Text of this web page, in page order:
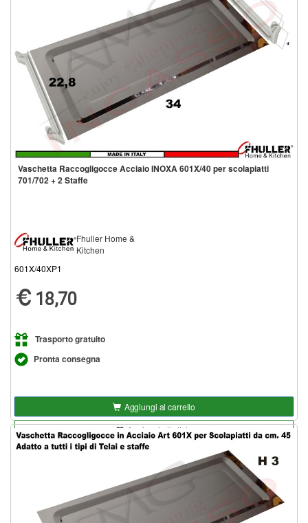
Vaschetta Raccogligocce Acciaio INOXA 601X/40 per scolapiatti
701/702 + 2 Staffe
Fhuller Home &
Kitchen
601X/40XP1
18,70
Trasporto gratuito
Pronta consegna
Aggiungi al carrello
Aggiungi alla lista